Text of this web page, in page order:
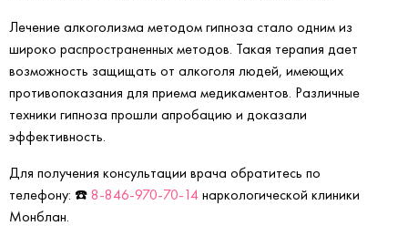
Лечение алкоголизма методом гипноза стало одним из
широко распространенных методов. Такая терапия дает
возможность защищать от алкоголя людей, имеющих
противопоказания для приема медикаментов. Различные
техники гипноза прошли апробацию и доказали
эффективность.
Для получения консультации врача обратитесь по
телефону: ☎️ 8-846-970-70-14 наркологической клиники
Монблан.